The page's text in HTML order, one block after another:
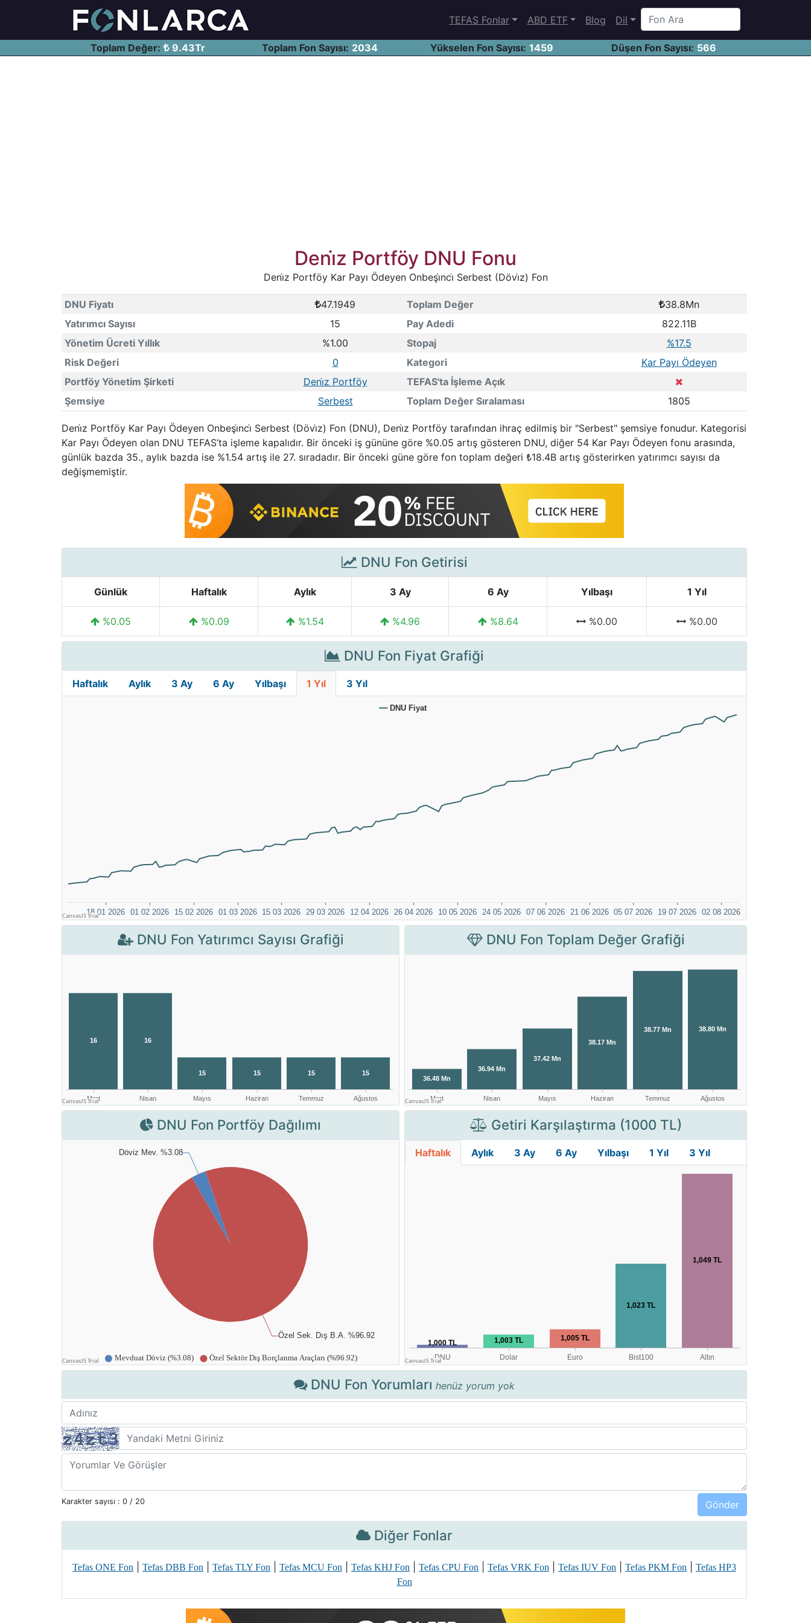
TEFAS Fonlar ABD ETF Blog Dil
Toplam Değer: 9.43Tr Toplam Fon Sayısı: 2034 Yükselen Fon Sayısı: 1459 Düşen Fon Sayısı: 566
Deni̇z Portföy DNU Fonu
Deni̇z Portföy Kar Payı Ödeyen Onbeşi̇nci̇ Serbest (Dövi̇z) Fon
DNU Fiyatı 47.1949 Toplam Değer
38.8Mn
Yatırımcı Sayısı
15 Pay Adedi
822.11B
Yönetim Ücreti Yıllık
%1.00 Stopaj
%17.5
Risk Değeri
0 Kategori
Kar Payı Ödeyen
Portföy Yönetim Şirketi
Deni̇z Portföy
TEFAS'ta İşleme Açık
Şemsiye
Serbest Toplam Değer Sıralaması 1805
Deni̇z Portföy Kar Payı Ödeyen Onbeşi̇nci̇ Serbest (Dövi̇z) Fon (DNU), Deni̇z Portföy tarafından ihraç edilmiş bir "Serbest" şemsiye fonudur. Kategorisi
Kar Payı Ödeyen olan DNU TEFAS’ta işleme kapalıdır. Bir önceki iş gününe göre %0.05 artış gösteren DNU, diğer 54 Kar Payı Ödeyen fonu arasında,
günlük bazda 35., aylık bazda ise %1.54 artış ile 27. sıradadır. Bir önceki güne göre fon toplam değeri ₺18.4B artış gösterirken yatırımcı sayısı da
değişmemiştir.
DNU Fon Getirisi
Günlük Haftalık Aylık 3 Ay 6 Ay Yılbaşı 1 Yıl
%0.05 %0.09 %1.54 %4.96 %8.64 %0.00 %0.00
DNU Fon Fiyat Grafiği
Haftalık Aylık 3 Ay 6 Ay Yılbaşı 1 Yıl 3 Yıl
DNU Fon Yatırımcı Sayısı Grafiği DNU Fon Toplam Değer Grafiği
DNU Fon Portföy Dağılımı Getiri Karşılaştırma (1000 TL)
Haftalık Aylık 3 Ay 6 Ay Yılbaşı 1 Yıl 3 Yıl
DNU Fon Yorumları henüz yorum yok
Karakter sayısı : 0 / 20
Diğer Fonlar
Tefas ONE Fon Tefas DBB Fon Tefas TLY Fon Tefas MCU Fon Tefas KHJ Fon Tefas CPU Fon Tefas VRK Fon Tefas IUV Fon Tefas PKM Fon
Tefas HP3
Fon